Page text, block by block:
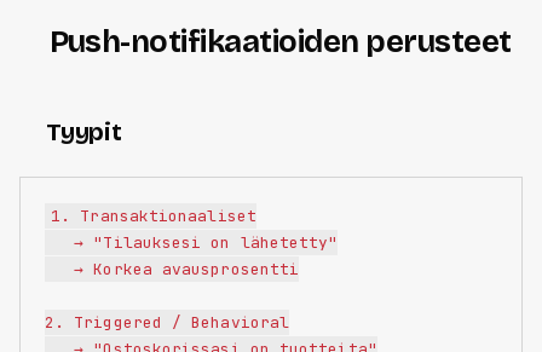
Push-notifikaatioiden perusteet
Tyypit
1. Transaktionaaliset
   → "Tilauksesi on lähetetty"
   → Korkea avausprosentti
2. Triggered / Behavioral